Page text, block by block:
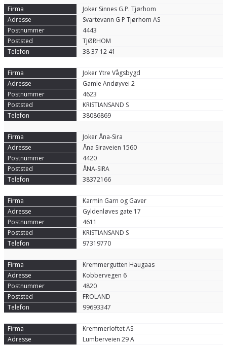
Joker Sinnes G.P. Tjørhom
Svartevann G P Tjørhom AS
4443
TJØRHOM
38 37 12 41
Joker Ytre Vågsbygd
Gamle Andøyvei 2
4623
KRISTIANSAND S
38086869
Joker Åna-Sira
Åna Siraveien 1560
4420
ÅNA-SIRA
38372166
Karmin Garn og Gaver
Gyldenløves gate 17
4611
KRISTIANSAND S
97319770
Kremmergutten Haugaas
Kobbervegen 6
4820
FROLAND
99693347
Kremmerloftet AS
Lumberveien 29 A